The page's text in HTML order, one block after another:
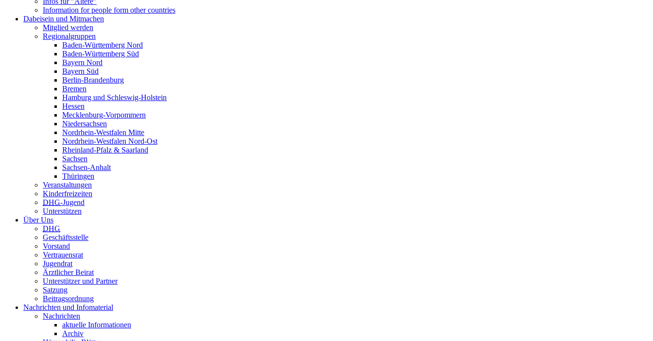
Information for people form other countries
Dabeisein und Mitmachen
Mitglied werden
Regionalgruppen
Baden-Württemberg Nord
Baden-Württemberg Süd
Bayern Nord
Bayern Süd
Berlin-Brandenburg
Bremen
Hamburg und Schleswig-Holstein
Hessen
Mecklenburg-Vorpommern
Niedersachsen
Nordrhein-Westfalen Mitte
Nordrhein-Westfalen Nord-Ost
Rheinland-Pfalz & Saarland
Sachsen
Sachsen-Anhalt
Thüringen
Veranstaltungen
Kinderfreizeiten
DHG-Jugend
Unterstützen
Über Uns
DHG
Geschäftsstelle
Vorstand
Vertrauensrat
Jugendrat
Ärztlicher Beirat
Unterstützer und Partner
Satzung
Beitragsordnung
Nachrichten und Infomaterial
Nachrichten
aktuelle Informationen
Archiv